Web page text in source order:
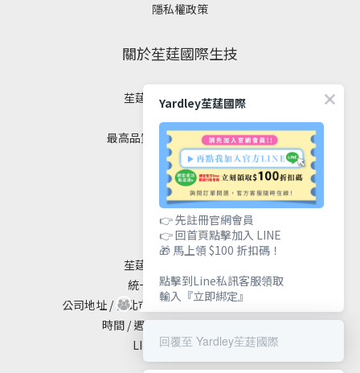
隱私權政策
關於苼莛國際生技
苼莛國際生技有限公司
最高品質｜安全｜健康｜美麗
聯絡我們
苼莛國際生技有限公司
統一編號 / 90615838
公司地址 / 台北市大安區敦化南路二段65號19樓
時間 / 週一至週五 10:00 - 18:00
LINE@ / @yardley
Yardley苼莛國際
👉 先註冊官網會員
👉 回首頁點擊加入 LINE
🎁 馬上領 $100 折扣碼！
點擊到Line私訊客服領取
輸入『立即綁定』
回覆至 Yardley苼莛國際